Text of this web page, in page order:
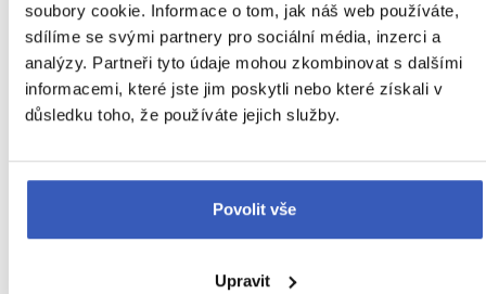
soubory cookie. Informace o tom, jak náš web používáte,
sdílíme se svými partnery pro sociální média, inzerci a
analýzy. Partneři tyto údaje mohou zkombinovat s dalšími
informacemi, které jste jim poskytli nebo které získali v
důsledku toho, že používáte jejich služby.
Povolit vše
Upravit
Čtvrtek 2. prosince:Několikakilometrové pásy
písečných pláží kolem sebe, průzračné moře